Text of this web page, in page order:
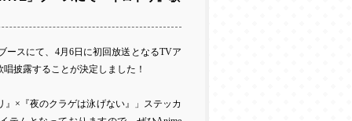
ースにて、 4月 6日に初回放送となるTVア
披露することが決定しました！
×『夜のクラゲは泳げない』」ステッカ